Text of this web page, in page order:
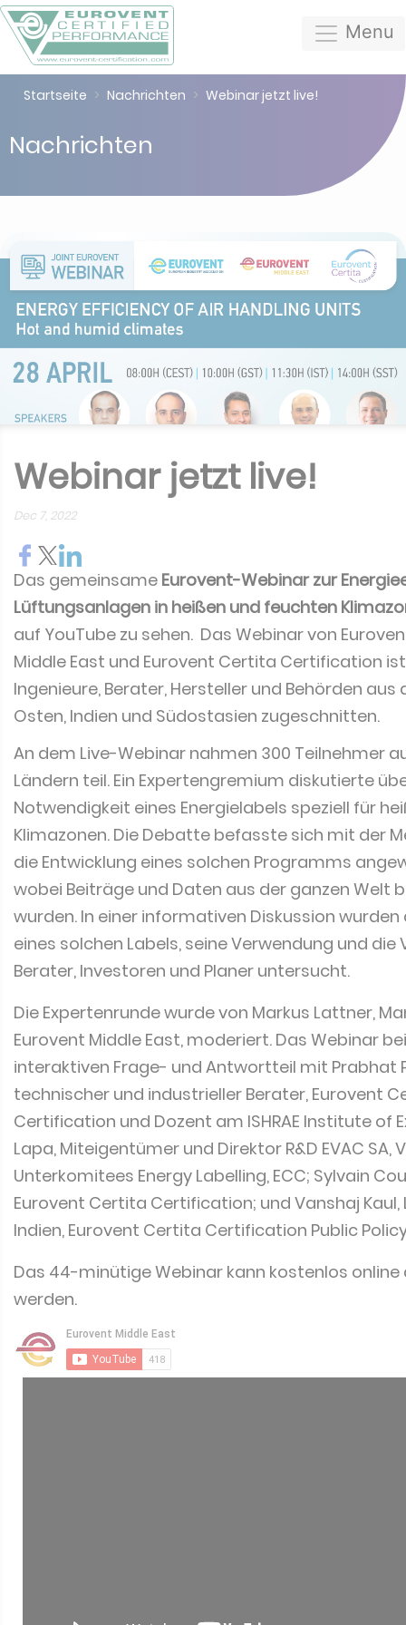
Menu
Startseite Nachrichten Webinar jetzt live!
Nachrichten
Webinar jetzt live!
Dec 7, 2022
Das gemeinsame Eurovent-Webinar zur
Lüftungsanlagen in heißen und feuchten
auf YouTube zu sehen. Das Webinar von
Middle East und Eurovent Certita Certification ist
Ingenieure, Berater, Hersteller und Behörden aus
Osten, Indien und Südostasien zugeschnitten.
An dem Live-Webinar nahmen 300 Teilnehmer
Ländern teil. Ein Expertengremium diskutierte
Notwendigkeit eines Energielabels speziell für
Klimazonen. Die Debatte befasste sich mit der
die Entwicklung eines solchen Programms
wobei Beiträge und Daten aus der ganzen Welt
wurden. In einer informativen Diskussion
eines solchen Labels, seine Verwendung und die
Berater, Investoren und Planer untersucht.
Die Expertenrunde wurde von Markus Lattner,
Eurovent Middle East, moderiert. Das Webinar
interaktiven Frage- und Antwortteil mit Prabhat
technischer und industrieller Berater, Eurovent
Certification und Dozent am ISHRAE Institute of
Lapa, Miteigentümer und Direktor R&D EVAC SA,
Unterkomitees Energy Labelling, ECC; Sylvain
Eurovent Certita Certification; und Vanshaj
Indien, Eurovent Certita Certification Public
Das 44-minütige Webinar kann kostenlos online
werden.